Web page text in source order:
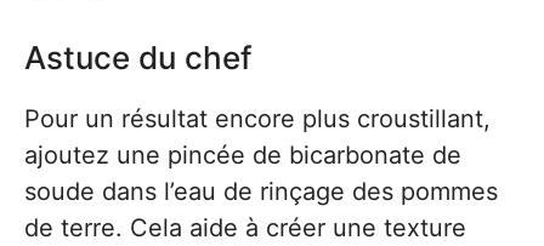
Astuce du chef
Pour un résultat encore plus croustillant,
ajoutez une pincée de bicarbonate de
soude dans l’eau de rinçage des pommes
de terre. Cela aide à créer une texture